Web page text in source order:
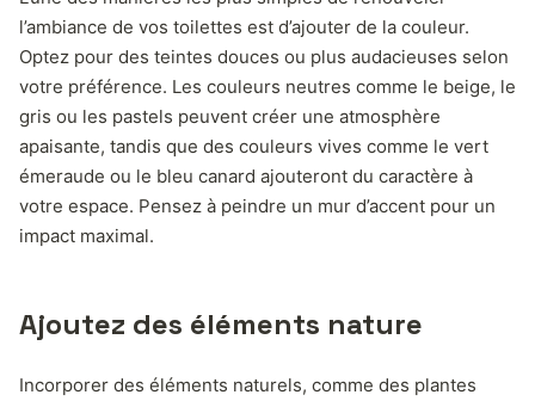
l’ambiance de vos toilettes est d’ajouter de la couleur.
Optez pour des teintes douces ou plus audacieuses selon
votre préférence. Les couleurs neutres comme le beige, le
gris ou les pastels peuvent créer une atmosphère
apaisante, tandis que des couleurs vives comme le vert
émeraude ou le bleu canard ajouteront du caractère à
votre espace. Pensez à peindre un mur d’accent pour un
impact maximal.
Ajoutez des éléments nature
Incorporer des éléments naturels, comme des plantes